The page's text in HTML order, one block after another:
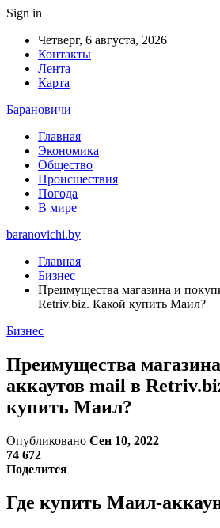
Sign in
Четверг, 6 августа, 2026
Контакты
Лента
Карта
Барановичи
Главная
Экономика
Общество
Происшествия
Погода
В мире
baranovichi.by
Главная
Бизнес
Преимущества магазина и
Retriv.biz. Какой купить Маил?
Бизнес
Преимущества
аккаутов mail в
купить Маил?
Опубликовано Сен 10, 2022
74 672
Поделится
Где купить Маил-